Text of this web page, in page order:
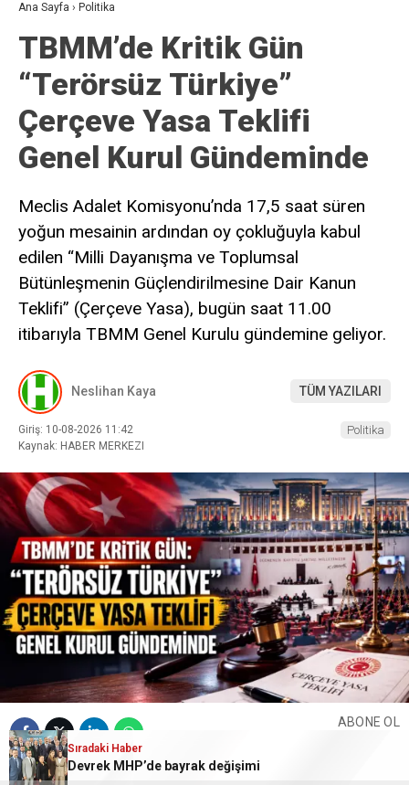
Ana Sayfa › Politika
TBMM’de Kritik Gün
“Terörsüz Türkiye”
Çerçeve Yasa Teklifi
Genel Kurul Gündeminde
Meclis Adalet Komisyonu’nda 17,5 saat süren
yoğun mesainin ardından oy çokluğuyla kabul
edilen “Milli Dayanışma ve Toplumsal
Bütünleşmenin Güçlendirilmesine Dair Kanun
Teklifi” (Çerçeve Yasa), bugün saat 11.00
itibarıyla TBMM Genel Kurulu gündemine geliyor.
Neslihan Kaya TÜM YAZILARI
Giriş: 10-08-2026 11:42
Kaynak: HABER MERKEZI
Politika
ABONE OL
Sıradaki Haber
Devrek MHP’de bayrak değişimi